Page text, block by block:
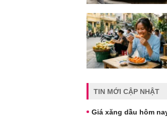
TIN MỚI CẬP NHẬT
Giá xăng dầu hôm